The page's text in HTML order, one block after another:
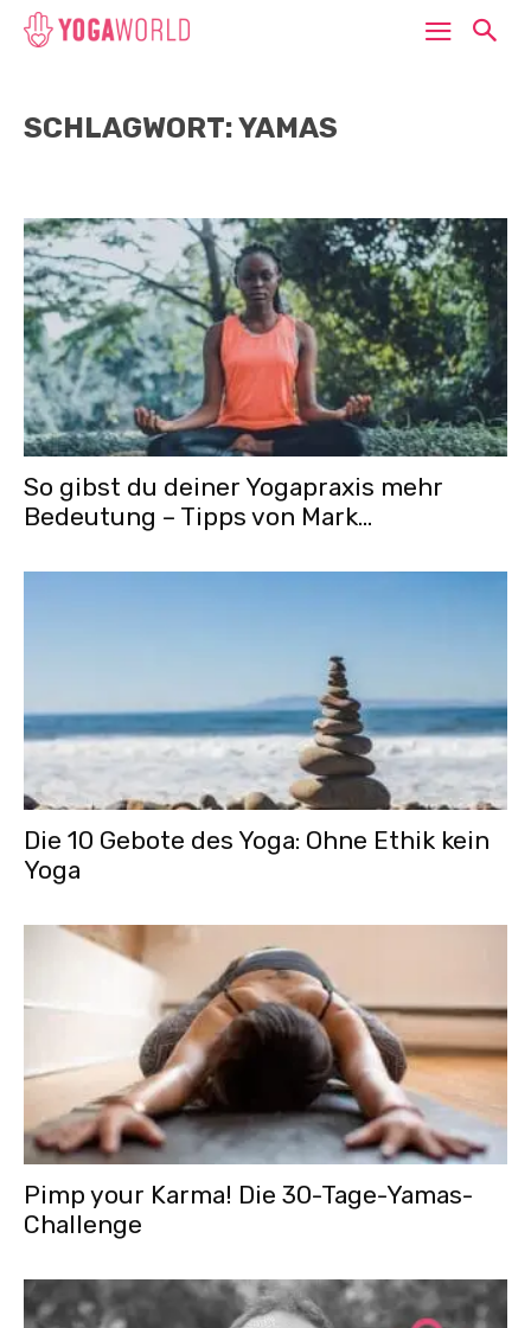
SCHLAGWORT: YAMAS
So gibst du deiner Yogapraxis mehr
Bedeutung – Tipps von Mark...
Die 10 Gebote des Yoga: Ohne Ethik kein
Yoga
Pimp your Karma! Die 30-Tage-Yamas-
Challenge